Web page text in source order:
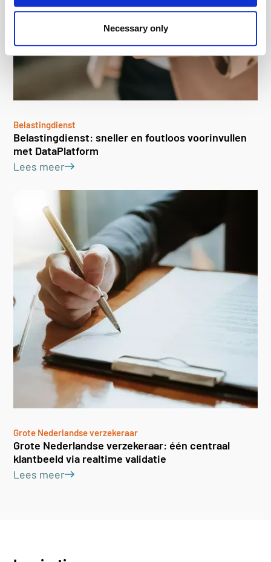
Necessary only
Belastingdienst
Belastingdienst: sneller en foutloos voorinvullen
met DataPlatform
Lees meer
Grote Nederlandse verzekeraar
Grote Nederlandse verzekeraar: één centraal
klantbeeld via realtime validatie
Lees meer